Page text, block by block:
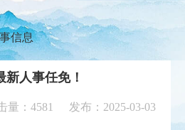
信息
新人事任免！
： 4581
发布：2025-03-03